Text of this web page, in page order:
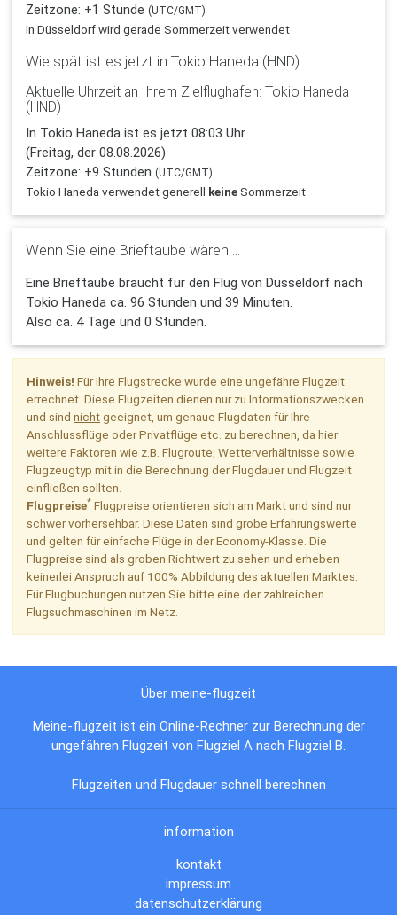
Zeitzone: +1 Stunde (UTC/GMT)
In Düsseldorf wird gerade Sommerzeit verwendet
Wie spät ist es jetzt in Tokio Haneda (HND)
Aktuelle Uhrzeit an Ihrem Zielflughafen: Tokio Haneda
(HND)
In Tokio Haneda ist es jetzt 08:03 Uhr
(Freitag, der 08.08.2026)
Zeitzone: +9 Stunden (UTC/GMT)
Tokio Haneda verwendet generell keineSommerzeit
Wenn Sie eine Brieftaube wären ...
Eine Brieftaube braucht für den Flug von Düsseldorf nach
Tokio Haneda ca. 96 Stunden und 39 Minuten.
Also ca. 4 Tage und 0 Stunden.
Hinweis! Für Ihre Flugstrecke wurde eineungefähre Flugzeit
errechnet. Diese Flugzeiten dienen nur zu Informationszwecken
und sindnichtgeeignet, um genaue Flugdaten für Ihre
Anschlussflüge oder Privatflüge etc. zu berechnen, da hier
weitere Faktoren wie z.B. Flugroute, Wetterverhältnisse sowie
Flugzeugtyp mit in die Berechnung der Flugdauer und Flugzeit
einfließen sollten.
Flugpreise* Flugpreise orientieren sich am Markt und sind nur
schwer vorhersehbar. Diese Daten sind grobe Erfahrungswerte
und gelten für einfache Flüge in der Economy-Klasse. Die
Flugpreise sind als groben Richtwert zu sehen und erheben
keinerlei Anspruch auf 100% Abbildung des aktuellen Marktes.
Für Flugbuchungen nutzen Sie bitte eine der zahlreichen
Flugsuchmaschinen im Netz.
Über meine-flugzeit
Meine-flugzeit ist ein Online-Rechner zur Berechnung der
ungefähren Flugzeit von Flugziel A nach Flugziel B.
Flugzeiten und Flugdauer schnell berechnen
information
kontakt
impressum
datenschutzerklärung